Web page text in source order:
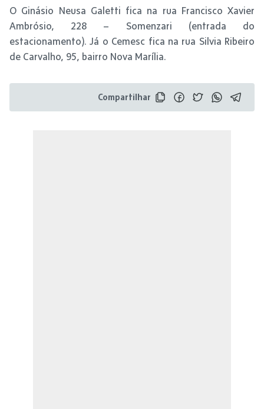
O Ginásio Neusa Galetti fica na rua Francisco Xavier
Ambrósio, 228 – Somenzari (entrada do
estacionamento). Já o Cemesc fica na rua Silvia Ribeiro
de Carvalho, 95, bairro Nova Marília.
Compartilhar